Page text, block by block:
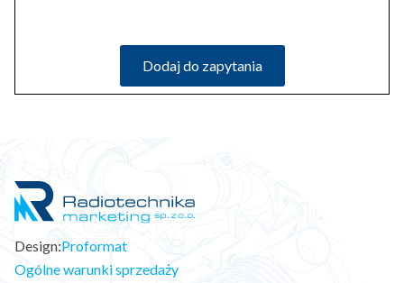
Dodaj do zapytania
Design:Proformat
Ogólne warunki sprzedaży